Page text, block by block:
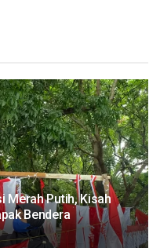
Merah Putih, Kisah
Bendera